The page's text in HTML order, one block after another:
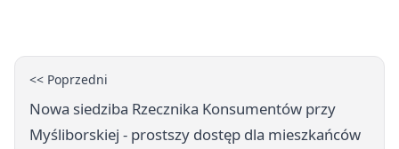
<< Poprzedni
Nowa siedziba Rzecznika Konsumentów przy
Myśliborskiej - prostszy dostęp dla mieszkańców